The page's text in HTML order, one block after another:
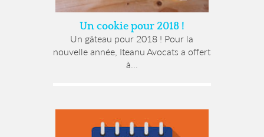
Un cookie pour 2018 !
Un gâteau pour 2018 ! Pour la
nouvelle année, Iteanu Avocats a offert
à...